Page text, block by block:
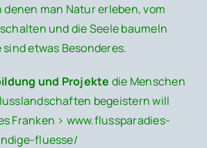
denen man Natur erleben, vom
und die Seele baumeln
etwas Besonderes.
und Projekte die Menschen
begeistern will
Franken > www.flussparadies-
fluesse/